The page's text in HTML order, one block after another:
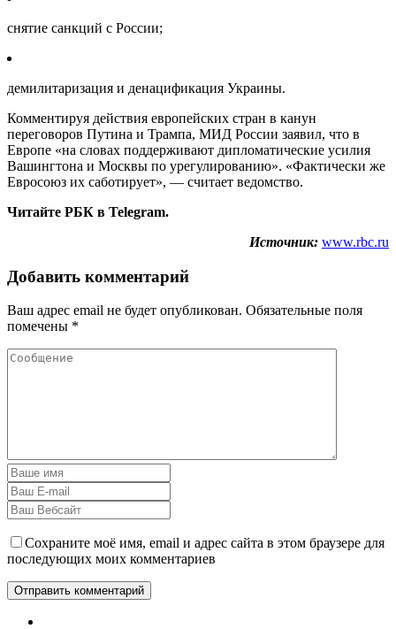
снятие санкций с России;
демилитаризация и денацификация Украины.
Комментируя действия европейских стран в канун
переговоров Путина и Трампа, МИД России заявил, что в
Европе «на словах поддерживают дипломатические усилия
Вашингтона и Москвы по урегулированию». «Фактически же
Евросоюз их саботирует», — считает ведомство.
Читайте РБК в Telegram.
Источник: www.rbc.ru
Добавить комментарий
Ваш адрес email не будет опубликован. Обязательные поля
помечены *
Сохраните моё имя, email и адрес сайта в этом браузере для
последующих моих комментариев